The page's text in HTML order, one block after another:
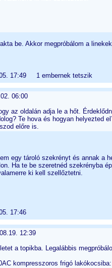
be. Akkor megpróbálom a
17:49 1 embernek tetszik
06:00
az oldalán adja le a hőt.
Te hova és hogyan helyezted
előre is.
egy tároló szekrényt és annak a
Ha te be szeretnéd szekrényba
ki kell szellőztetni.
17:46
12:39
a topikba. Legalábbis
kompresszoros frigó lakókocsiba: